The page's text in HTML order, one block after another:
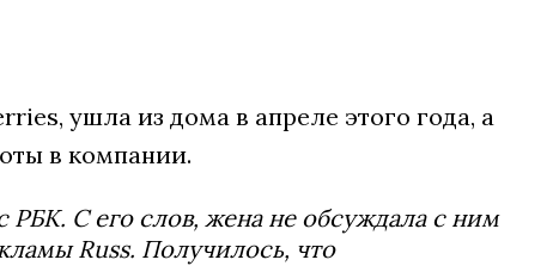
ушла из дома в апреле этого года, а
в компании.
РБК. С его слов, жена не обсуждала с ним
Russ. Получилось, что